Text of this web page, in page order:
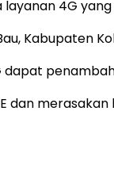
layanan 4G
Kabupaten
dan